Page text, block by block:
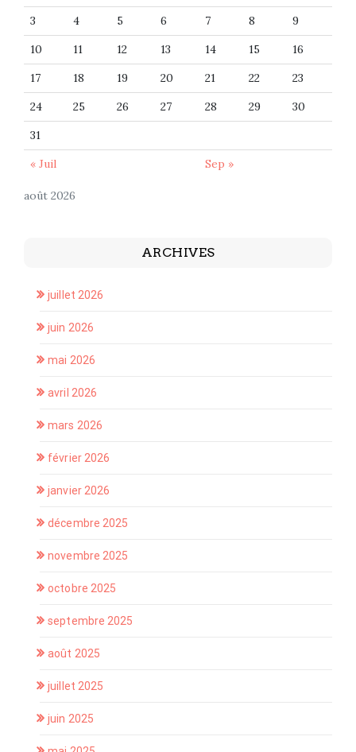
août 2026
3
4 5 6 7 8
9
10
11 12 13 14 15
16
17
18 19 20 21 22
23
24
25 26 27 28 29
30
31
« Juil
Sep »
ARCHIVES
juillet 2026
juin 2026
mai 2026
avril 2026
mars 2026
février 2026
janvier 2026
décembre 2025
novembre 2025
octobre 2025
septembre 2025
août 2025
juillet 2025
juin 2025